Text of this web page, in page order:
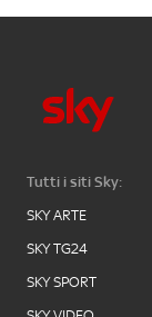
Tutti i siti Sky:
SKY ARTE
SKY TG24
SKY SPORT